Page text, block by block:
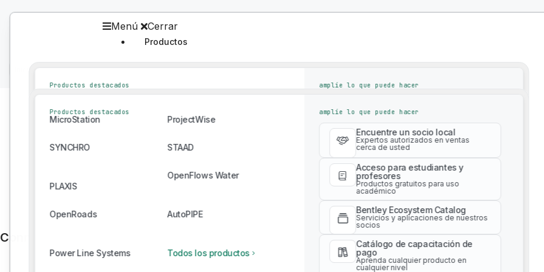
Menú Cerrar
Productos
Productos destacados
MicroStation
SYNCHRO
OpenRoads
ProjectWise
STAAD
OpenFlows Water
amplíe lo que puede hacer
Expertos autorizados en ventas
Acceso para estudiantes y
profesores
Productos gratuitos para uso
académico
Bentley Ecosystem Catalog
Servicios y aplicaciones de nuestros
socios
Catálogo de capacitación de
pago
Aprenda cualquier producto en
cualquier nivel
Servicios profesionales
Obtenga asesoría experta para su
Productos
Productos destacados
MicroStation
SYNCHRO
PLAXIS
OpenRoads
Power Line Systems
ProjectWise
STAAD
OpenFlows Water
AutoPIPE
Todos los productos
amplíe lo que puede hacer
Encuentre un socio local
Expertos autorizados en ventas
cerca de usted
Acceso para estudiantes y
profesores
Productos gratuitos para uso
académico
Bentley Ecosystem Catalog
Servicios y aplicaciones de nuestros
socios
Catálogo de capacitación de
pago
Aprenda cualquier producto en
cualquier nivel
Inicio Bentley Ecosystem Catalog / Catálogo
Connect With Providers of Complementary Solutions To Drive Successful Infrastructure